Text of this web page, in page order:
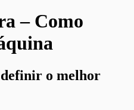
– Como
definir o melhor